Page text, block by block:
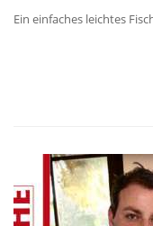
Ein einfaches leichtes